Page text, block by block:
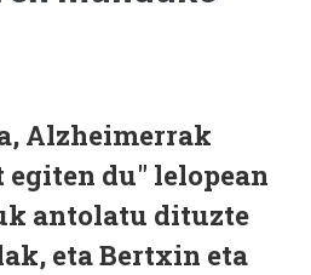
Alzheimerrak
egiten du" lelopean
antolatu dituzte
eta Bertxin eta